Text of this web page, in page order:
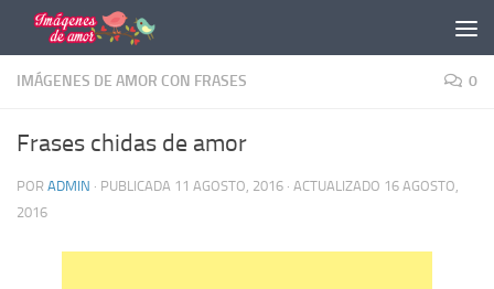
Saltar al contenido
IMÁGENES DE AMOR CON FRASES 0
Frases chidas de amor
POR ADMIN · PUBLICADA 11 AGOSTO, 2016 · ACTUALIZADO 16 AGOSTO,
2016